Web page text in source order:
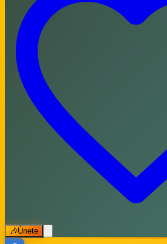
🎶Únete